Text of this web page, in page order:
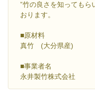
”竹の良さを知ってもら
おります。
■原材料
真竹 (大分県産)
■事業者名
永井製竹株式会社